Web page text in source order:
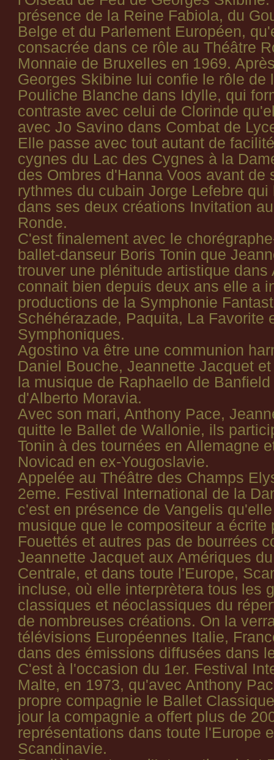
présence de la Reine Fabiola, du
Belge et du Parlement Européen,
consacrée dans ce rôle au Théâtre
Monnaie de Bruxelles en 1969.
Georges Skibine lui confie le rôle de
Pouliche Blanche dans Idylle, qui
contraste avec celui de Clorinde
avec Jo Savino dans Combat de
Elle passe avec tout autant de
cygnes du Lac des Cygnes à la
des Ombres d'Hanna Voos avant de
rythmes du cubain Jorge Lefebre qui
dans ses deux créations Invitation
Ronde.
C'est finalement avec le
ballet-danseur Boris Tonin que
trouver une plénitude artistique dans
connait bien depuis deux ans elle a
productions de la Symphonie
Schéhérazade, Paquita, La Favorite
Symphoniques.
Agostino va être une communion
Daniel Bouche, Jeannette Jacquet
la musique de Raphaello de
d'Alberto Moravia.
Avec son mari, Anthony Pace,
quitte le Ballet de Wallonie, ils
Tonin à des tournées en Allemagne
Novicad en ex-Yougoslavie.
Appelée au Théâtre des Champs
2eme. Festival International de la
c'est en présence de Vangelis
musique que le compositeur a écrite
Fouettés et autres pas de bourrées
Jeannette Jacquet aux Amériques
Centrale, et dans toute l'Europe,
incluse, où elle interprètera tous les
classiques et néoclassiques du
de nombreuses créations. On la
télévisions Européennes Italie,
dans des émissions diffusées dans
C'est à l'occasion du 1er. Festival
Malte, en 1973, qu'avec Anthony
propre compagnie le Ballet
jour la compagnie a offert plus de
représentations dans toute l'Europe
Scandinavie.